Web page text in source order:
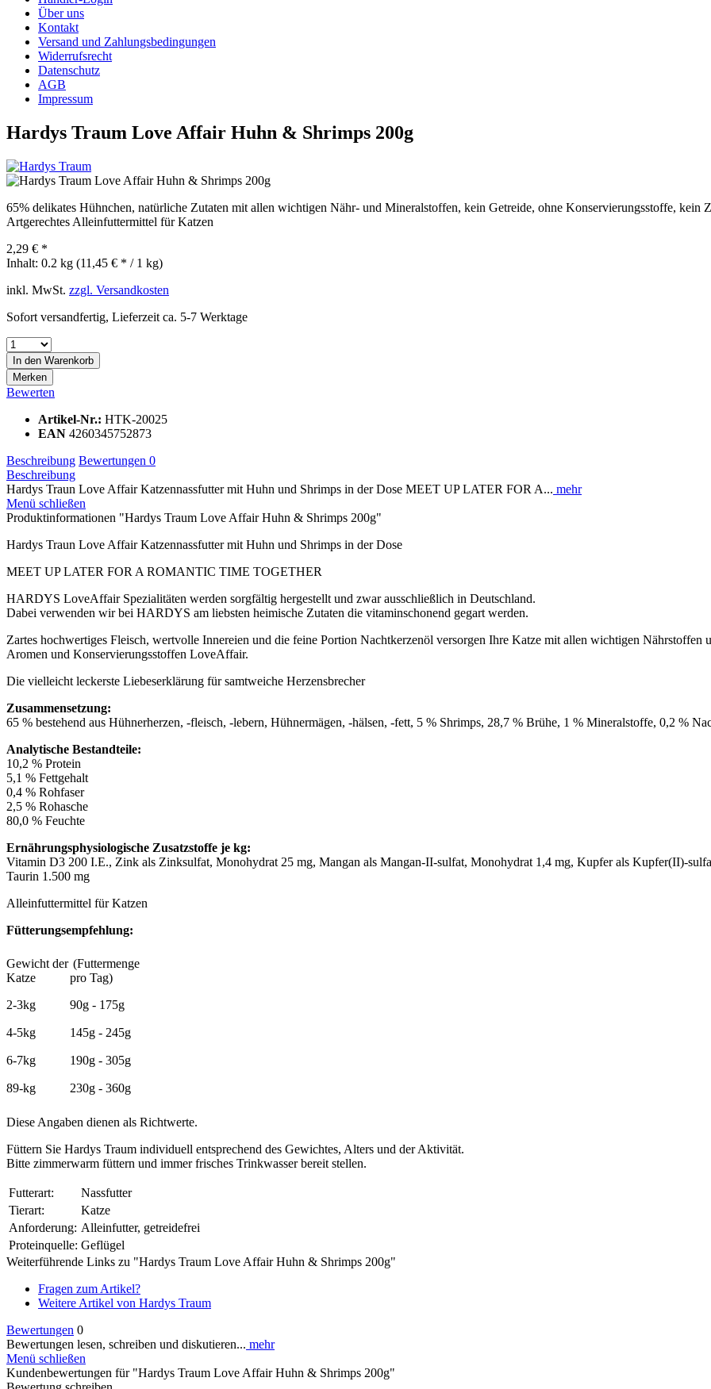
Über uns
Kontakt
Versand und Zahlungsbedingungen
Widerrufsrecht
Datenschutz
AGB
Impressum
Hardys Traum Love Affair Huhn & Shrimps 200g
65% delikates Hühnchen, natürliche Zutaten mit allen wichtigen Nähr- und Mineralstoffen, kein Getreide, ohne Konservierungsstoffe, kein
Artgerechtes Alleinfuttermittel für Katzen
2,29 € *
Inhalt: 0.2 kg (11,45 € * / 1 kg)
inkl. MwSt. zzgl. Versandkosten
Sofort versandfertig, Lieferzeit ca. 5-7 Werktage
In den Warenkorb
Merken
Bewerten
Artikel-Nr.: HTK-20025
EAN 4260345752873
Beschreibung Bewertungen 0
Beschreibung
Hardys Traun Love Affair Katzennassfutter mit Huhn und Shrimps in der Dose MEET UP LATER FOR A... mehr
Menü schließen
Produktinformationen "Hardys Traum Love Affair Huhn & Shrimps 200g"
Hardys Traun Love Affair Katzennassfutter mit Huhn und Shrimps in der Dose
MEET UP LATER FOR A ROMANTIC TIME TOGETHER
HARDYS LoveAffair Spezialitäten werden sorgfältig hergestellt und zwar ausschließlich in Deutschland.
Dabei verwenden wir bei HARDYS am liebsten heimische Zutaten die vitaminschonend gegart werden.
Zartes hochwertiges Fleisch, wertvolle Innereien und die feine Portion Nachtkerzenöl versorgen Ihre Katze mit allen wichtigen Nährstoffen
Aromen und Konservierungsstoffen LoveAffair.
Die vielleicht leckerste Liebeserklärung für samtweiche Herzensbrecher
Zusammensetzung:
65 % bestehend aus Hühnerherzen, -fleisch, -lebern, Hühnermägen, -hälsen, -fett, 5 % Shrimps, 28,7 % Brühe, 1 % Mineralstoffe, 0,2 %
Analytische Bestandteile:
10,2 % Protein
5,1 % Fettgehalt
0,4 % Rohfaser
2,5 % Rohasche
80,0 % Feuchte
Ernährungsphysiologische Zusatzstoffe je kg:
Vitamin D3 200 I.E., Zink als Zinksulfat, Monohydrat 25 mg, Mangan als Mangan-II-sulfat, Monohydrat 1,4 mg, Kupfer als Kupfer(II)-
Taurin 1.500 mg
Alleinfuttermittel für Katzen
Fütterungsempfehlung:
Gewicht der
Katze
(Futtermenge
pro Tag)
2-3kg
90g - 175g
4-5kg 145g - 245g
6-7kg 190g - 305g
89-kg 230g - 360g
Diese Angaben dienen als Richtwerte.
Füttern Sie Hardys Traum individuell entsprechend des Gewichtes, Alters und der Aktivität.
Bitte zimmerwarm füttern und immer frisches Trinkwasser bereit stellen.
Futterart:
Nassfutter
Tierart:
Katze
Anforderung: Alleinfutter, getreidefrei
Proteinquelle: Geflügel
Weiterführende Links zu "Hardys Traum Love Affair Huhn & Shrimps 200g"
Fragen zum Artikel?
Weitere Artikel von Hardys Traum
Bewertungen 0
Bewertungen lesen, schreiben und diskutieren... mehr
Menü schließen
Kundenbewertungen für "Hardys Traum Love Affair Huhn & Shrimps 200g"